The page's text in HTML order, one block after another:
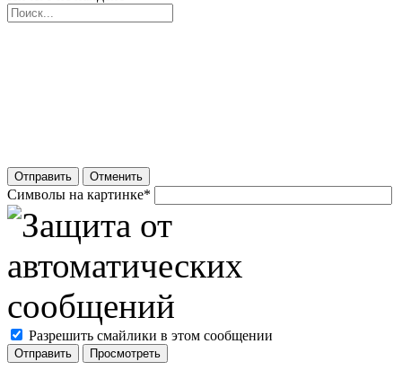
Отправить Отменить
Символы на картинке*
Разрешить смайлики в этом сообщении